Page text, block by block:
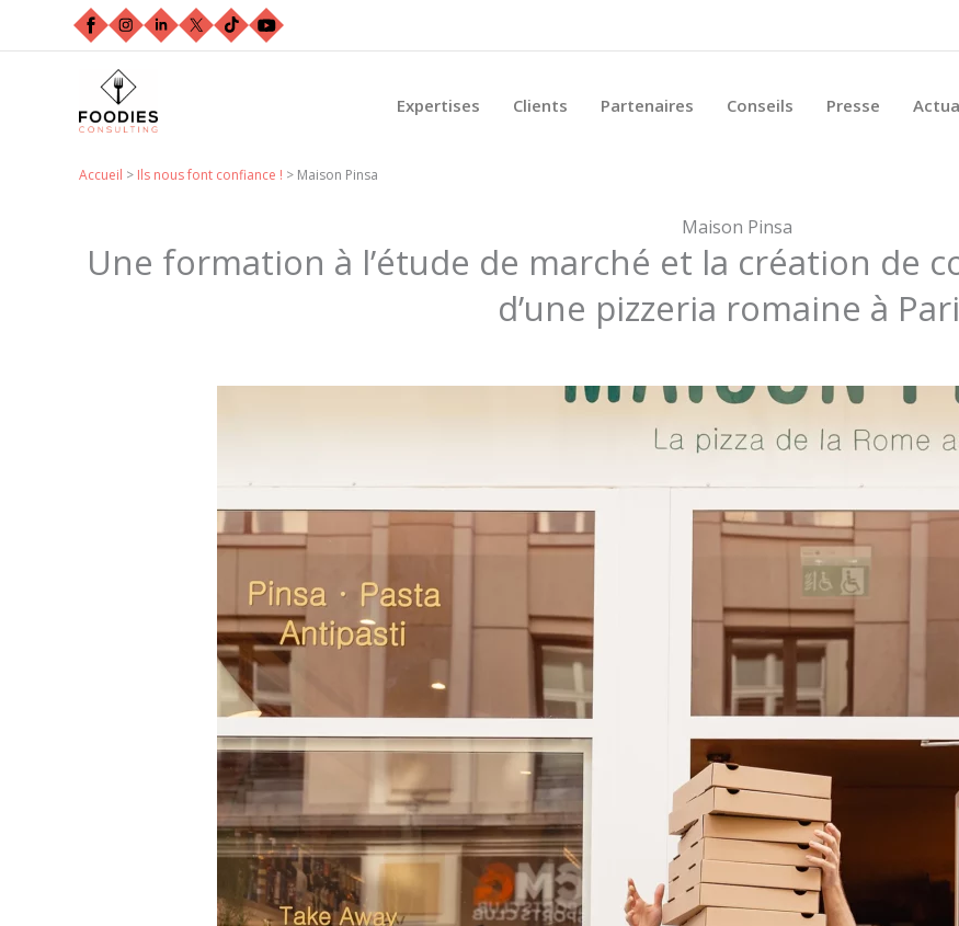
contenu
Expertises Clients Partenaires Conseils Presse
Accueil > Ils nous font confiance ! > Maison Pinsa
Maison Pinsa
Une formation à l’étude de marché et la création de
d’une pizzeria romaine à